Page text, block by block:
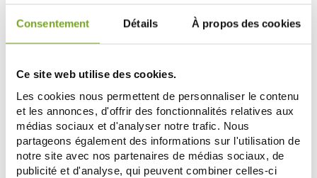
Consentement Détails À propos des cookies
Ce site web utilise des cookies.
Les cookies nous permettent de personnaliser le contenu
et les annonces, d'offrir des fonctionnalités relatives aux
médias sociaux et d'analyser notre trafic. Nous
partageons également des informations sur l'utilisation de
notre site avec nos partenaires de médias sociaux, de
publicité et d'analyse, qui peuvent combiner celles-ci